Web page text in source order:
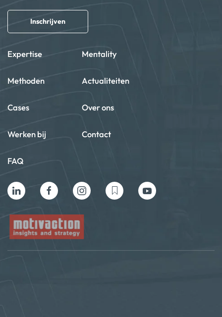
Inschrijven
Expertise Mentality
Methoden Actualiteiten
Cases Over ons
Werken bij Contact
FAQ